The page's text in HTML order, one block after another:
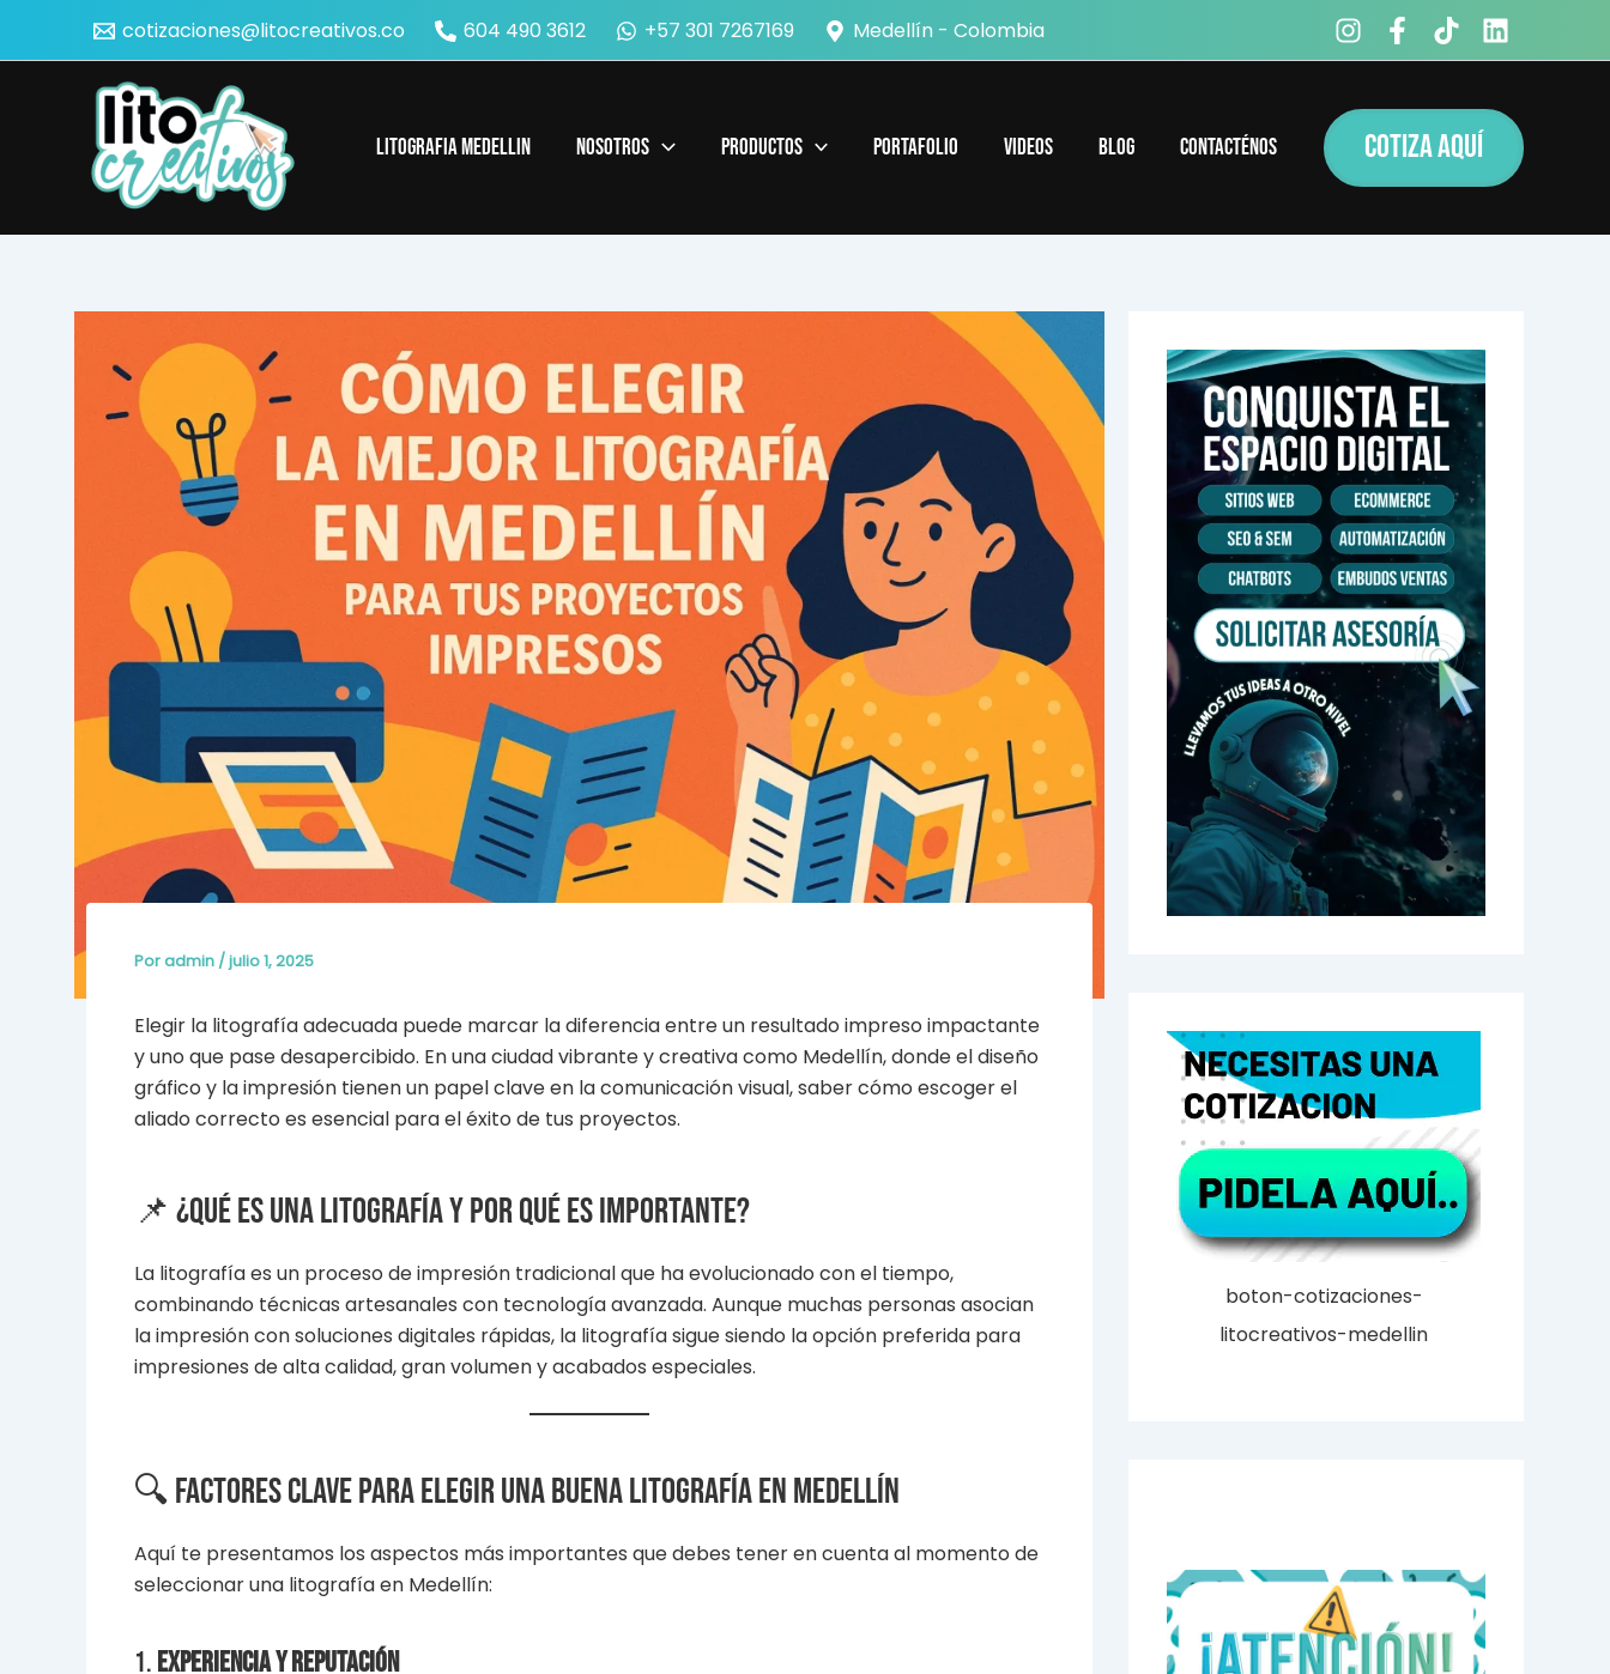
cotizaciones@litocreativos.co 604 490 3612 +57 301 7267169 Medellín - Colombia
Litografia Medellin Nosotros Productos Portafolio Videos Blog Contacténos COTIZA AQUÍ
Poradmin /julio 1, 2025
Elegir la litografía adecuada puede marcar la diferencia entre un resultado impreso impactante
y uno que pase desapercibido. En una ciudad vibrante y creativa como Medellín, donde el diseño
gráfico y la impresión tienen un papel clave en la comunicación visual, saber cómo escoger el
aliado correcto es esencial para el éxito de tus proyectos.
📌 ¿Qué es una litografía y por qué es importante?
La litografía es un proceso de impresión tradicional que ha evolucionado con el tiempo,
combinando técnicas artesanales con tecnología avanzada. Aunque muchas personas asocian
la impresión con soluciones digitales rápidas, la litografía sigue siendo la opción preferida para
impresiones de alta calidad, gran volumen y acabados especiales.
🔍 Factores clave para elegir una buena litografía en Medellín
Aquí te presentamos los aspectos más importantes que debes tener en cuenta al momento de
seleccionar una litografía en Medellín:
1. Experiencia y reputación
boton-cotizaciones-
litocreativos-medellin